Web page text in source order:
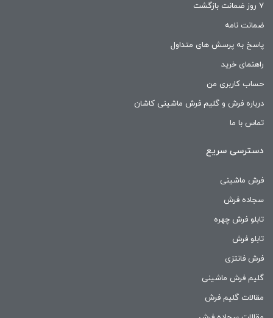
۷ روز ضمانت بازگشت
ضمانت نامه
پاسخ به پرسش های متداول
راهنمای خرید
حساب کاربری من
درباره فرش و گلیم فرش ماشینی کاشان
تماس با ما
دسترسی سریع
فرش ماشینی
سجاده فرش
تابلو فرش چهره
تابلو فرش
فرش فانتزی
گلیم فرش ماشینی
مقالات گلیم فرش